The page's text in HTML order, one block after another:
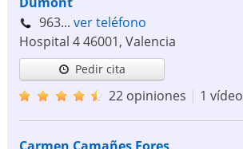
963... ver teléfono
Hospital 446001, Valencia
Pedir cita
22 opiniones | 1 vídeo